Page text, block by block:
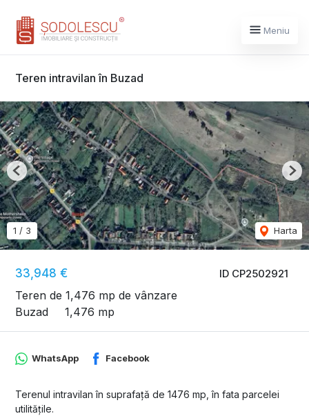
Meniu
Teren intravilan în Buzad
ID CP2502921
33,948 €
Teren de 1,476 mp de vânzare
Buzad
1,476 mp
1 / 3 Harta
Previous
WhatsApp Facebook
Terenul intravilan în suprafață de 1476 mp, în fata parcelei
utilitățile.